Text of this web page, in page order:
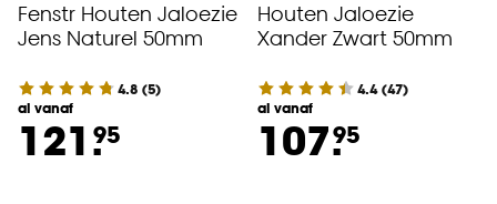
Fenstr Houten Jaloezie
Jens Naturel 50mm
4.8 (5)
al vanaf
121.95
Houten Jaloezie
Xander Zwart 50mm
4.4(47)
al vanaf
107.95